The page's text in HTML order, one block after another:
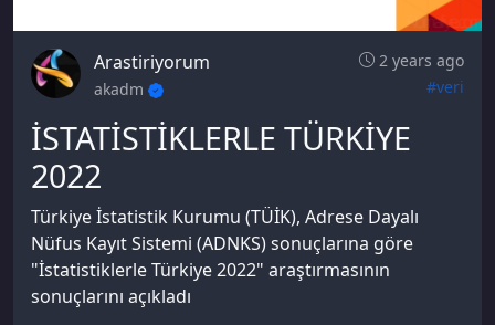
Arastiriyorum
2 years ago
akadm
#veri
İSTATİSTİKLERLE TÜRKİYE
2022
Türkiye İstatistik Kurumu (TÜİK), Adrese Dayalı
Nüfus Kayıt Sistemi (ADNKS) sonuçlarına göre
"İstatistiklerle Türkiye 2022" araştırmasının
sonuçlarını açıkladı